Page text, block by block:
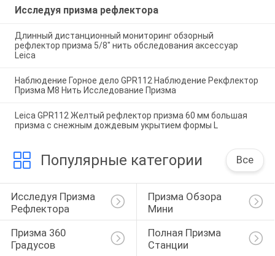
Исследуя призма рефлектора
Длинный дистанционный мониторинг обзорный
рефлектор призма 5/8" нить обследования аксессуар
Leica
Наблюдение Горное дело GPR112 Наблюдение Рекфлектор
Призма M8 Нить Исследование Призма
Leica GPR112 Желтый рефлектор призма 60 мм большая
призма с снежным дождевым укрытием формы L
Популярные категории Все
Исследуя Призма
Рефлектора
Призма Обзора
Мини
Призма 360
Градусов
Полная Призма
Станции